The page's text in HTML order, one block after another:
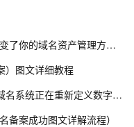
千万别错过！这个国产开源项目彻底改变了你的域名资产管理方式，收藏它相当于多一个安全专家！
）图文详细教程
DNS+：互联网的下一个十年，为什么域名系统正在重新定义数字生态？ ——解读《“DNS+”发展白皮书（2023）》
备案成功图文详解流程）